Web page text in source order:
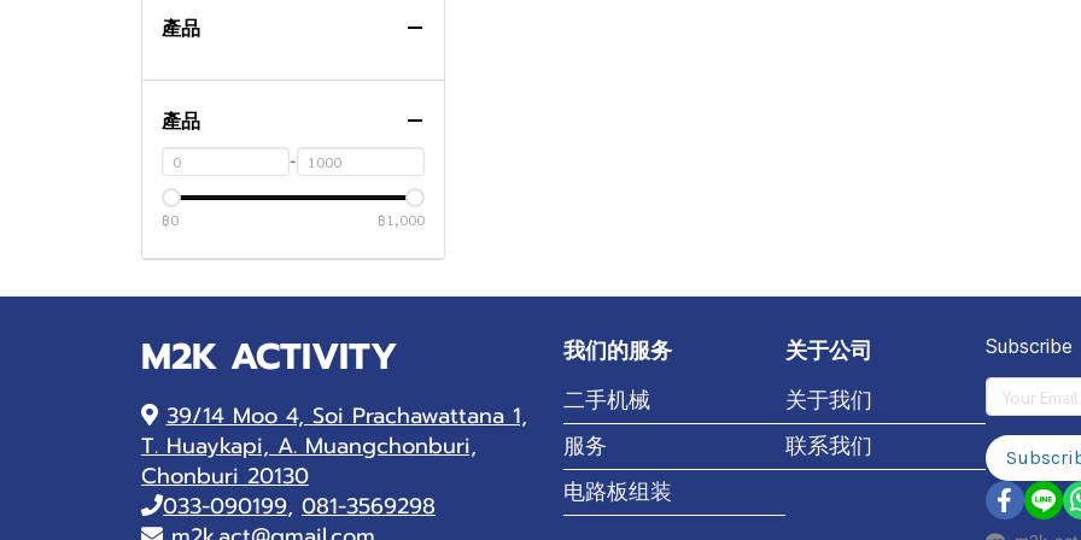
SMT電磁閥
SMT噴嘴
Other
產品
產品
-
฿0 ฿1,000
M2K ACTIVITY
39/14 Moo 4, Soi Prachawattana 1,
T. Huaykapi, A. Muangchonburi,
Chonburi 20130
033-090199, 081-3569298
我们的服务
二手机械
服务
电路板组装
关于公司
关于我们
联系我们
Subscribe